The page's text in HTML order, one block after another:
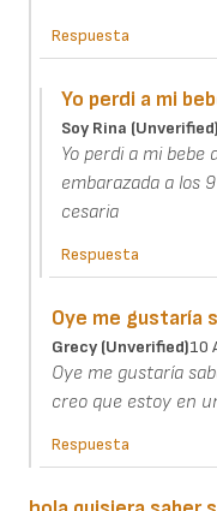
Respuesta
Yo perdi a mi
Soy Rina (unverified)
Yo perdi a mi bebe
embarazada a los
cesaria
Respuesta
Oye me gustaría
Grecy (unverified)10
Oye me gustaría
creo que estoy en
Respuesta